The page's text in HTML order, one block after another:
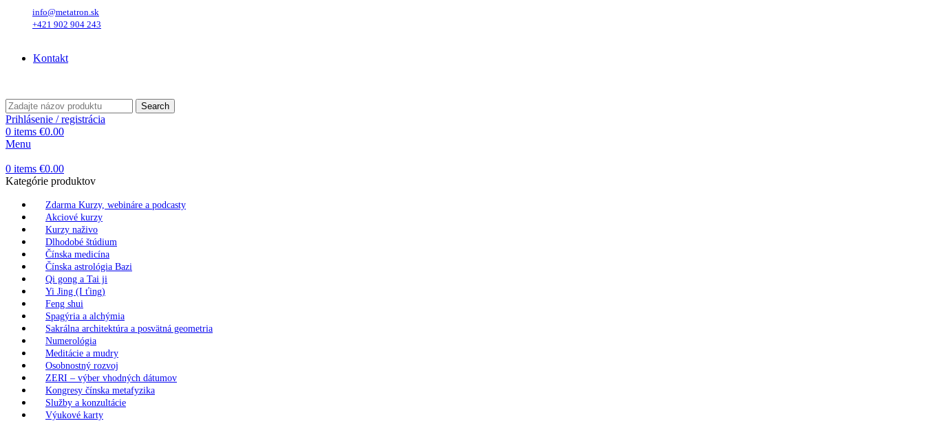
info@metatron.sk
+421 902 904 243
Kontakt
Search
Prihlásenie / registrácia
0 items €0.00
Menu
0 items €0.00
Kategórie produktov
Zdarma Kurzy, webináre a podcasty
Akciové kurzy
Kurzy naživo
Dlhodobé štúdium
Čínska medicína
Čínska astrológia Bazi
Qi gong a Tai ji
Yi Jing (I ťing)
Feng shui
Spagýria a alchýmia
Sakrálna architektúra a posvätná geometria
Numerológia
Meditácie a mudry
Osobnostný rozvoj
ZERI – výber vhodných dátumov
Kongresy čínska metafyzika
Služby a konzultácie
Výukové karty